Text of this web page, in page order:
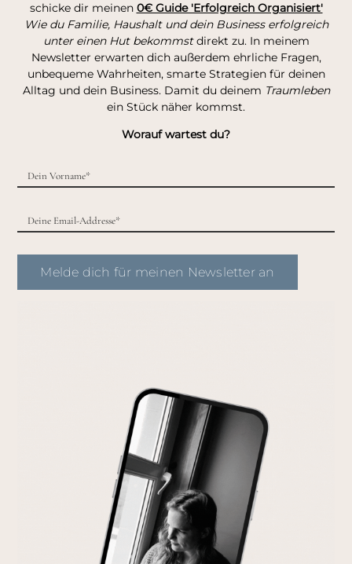
schicke dir meinen 0€ Guide 'Erfolgreich Organisiert'
Wie du Familie, Haushalt und dein Business erfolgreich
unter einen Hut bekommstdirekt zu. In meinem
Newsletter erwarten dich außerdem ehrliche Fragen,
unbequeme Wahrheiten, smarte Strategien für deinen
Alltag und dein Business. Damit du deinem Traumleben
ein Stück näher kommst.
Worauf wartest du?
Melde dich für meinen Newsletter an